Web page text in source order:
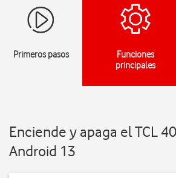
Primeros pasos
Funciones
principales
Enciende y apaga el TCL
Android 13